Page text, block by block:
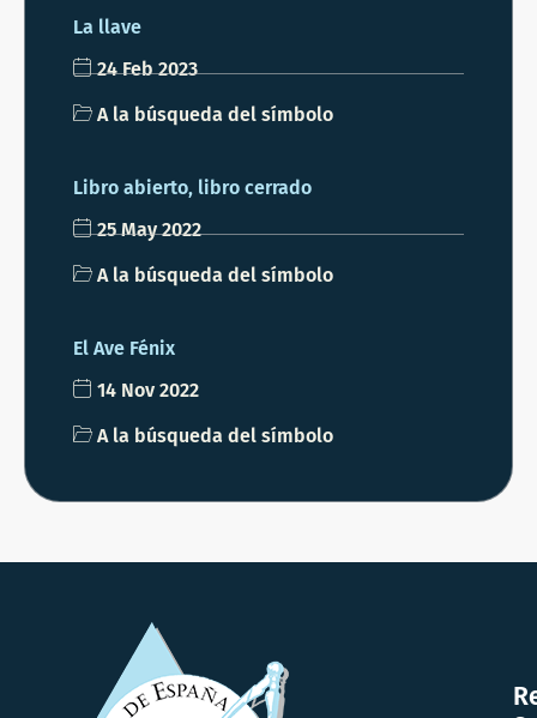
La llave
24 Feb 2023
A la búsqueda del símbolo
Libro abierto, libro cerrado
25 May 2022
A la búsqueda del símbolo
El Ave Fénix
14 Nov 2022
A la búsqueda del símbolo